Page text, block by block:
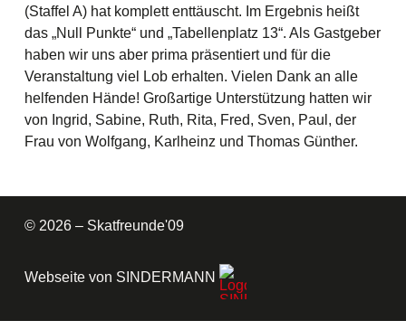
(Staffel A) hat komplett enttäuscht. Im Ergebnis heißt
das „Null Punkte“ und „Tabellenplatz 13“. Als Gastgeber
haben wir uns aber prima präsentiert und für die
Veranstaltung viel Lob erhalten. Vielen Dank an alle
helfenden Hände! Großartige Unterstützung hatten wir
von Ingrid, Sabine, Ruth, Rita, Fred, Sven, Paul, der
Frau von Wolfgang, Karlheinz und Thomas Günther.
© 2026 – Skatfreunde'09
Webseite von SINDERMANN